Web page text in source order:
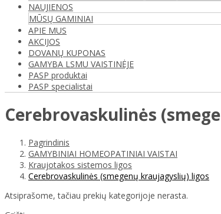
NAUJIENOS
MŪSŲ GAMINIAI
APIE MUS
AKCIJOS
DOVANŲ KUPONAS
GAMYBA LSMU VAISTINĖJE
PASP produktai
PASP specialistai
Cerebrovaskulinės
Pagrindinis
GAMYBINIAI HOMEOPATINIAI VAISTAI
Kraujotakos sistemos ligos
Cerebrovaskulinės (smegenų kraujagyslių) ligos
Atsiprašome, tačiau prekių kategorijoje nerasta.